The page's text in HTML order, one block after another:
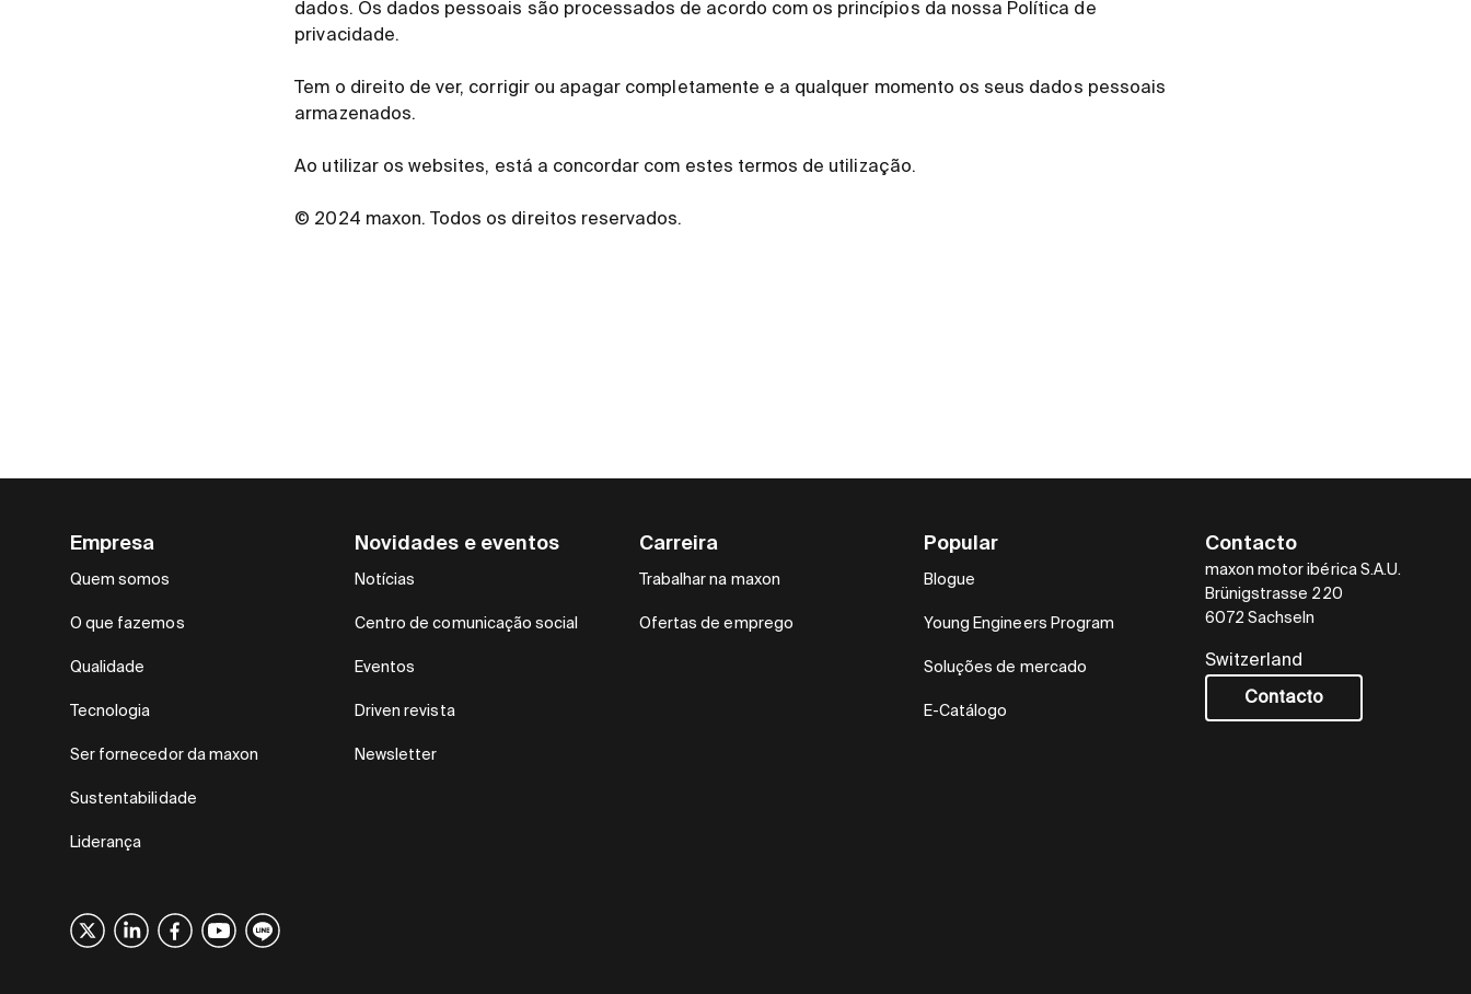
dados. Os dados pessoais são processados de acordo com os princípios da nossa Política de
privacidade.
Tem o direito de ver, corrigir ou apagar completamente e a qualquer momento os seus dados pessoais
armazenados.
Ao utilizar os websites, está a concordar com estes termos de utilização.
© 2024 maxon. Todos os direitos reservados.
Contacto
maxon motor ibérica S.A.U.
Brünigstrasse 220
6072 Sachseln
Switzerland
Contacto
Empresa
Quem somos
O que fazemos
Qualidade
Tecnologia
Ser fornecedor da maxon
Sustentabilidade
Liderança
Novidades e eventos
Notícias
Centro de comunicação social
Eventos
Driven revista
Newsletter
Carreira
Trabalhar na maxon
Ofertas de emprego
Popular
Blogue
Young Engineers Program
Soluções de mercado
E-Catálogo